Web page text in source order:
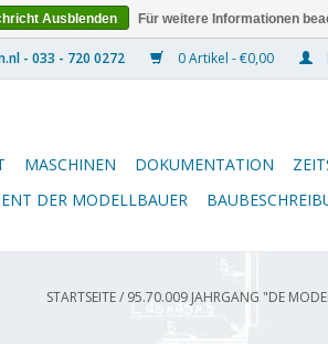
0 Artikel - €0,00
MASCHINEN DOKUMENTATION
DER MODELLBAUER
STARTSEITE/ 95.70.009 JAHRGANG "DE
Ausblenden Für weitere Informationen